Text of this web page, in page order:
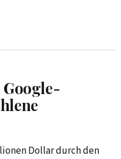
Dollar durch den